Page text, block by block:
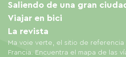
Ma voie verte, el sitio de referencia
Francia. Encuentra el mapa de las
Saliendo de una gran
Viajar en bici
La revista